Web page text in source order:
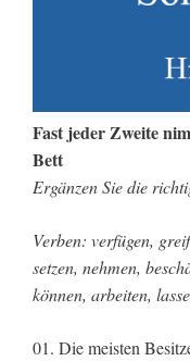
Fast jeder Zweite
Bett
Ergänzen Sie die
Verben: verfügen,
setzen, nehmen,
können, arbeiten,
01. Die meisten